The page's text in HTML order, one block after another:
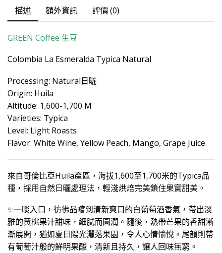
描述 額外資訊 評價 (0)
GREEN Coffee 生豆
Colombia La Esmeralda Typica Natural
Processing: Natural日曬
Origin: Huila
Altitude: 1,600-1,700 M
Varieties: Typica
Level: Light Roasts
Flavor: White Wine, Yellow Peach, Mango, Grape Juice
來自哥倫比亞Huila產區，海拔1,600至1,700米的Typica品
種，採用自然日曬處理法，輕淺烘焙完美鎖住果實甜美。
✨一啖入口，彷彿品嚐到清新爽口的白葡萄酒香氣，帶出淡
雅的黃桃果汁甜味，細膩而圓潤。隨後，熱帶芒果的香甜漸
漸展開，猶如夏日陽光灑落果園，令人心情愉悅。尾韻則帶
有葡萄汁般的鮮明果酸，清新且持久，讓人回味無窮。